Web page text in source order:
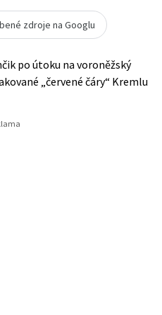
zdroje na Googlu
po útoku na voroněžský
„červené čáry“ Kremlu